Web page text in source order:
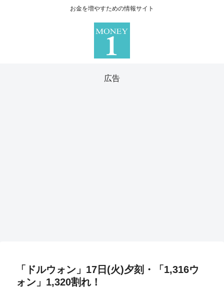
お金を増やすための情報サイト
広告
「ドルウォン」17日(火)夕刻・「1,316ウ
ォン」1,320割れ！